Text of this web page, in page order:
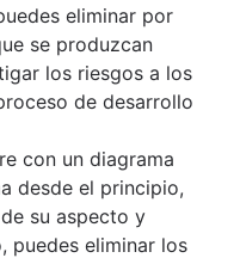
eliminar por
se produzcan
los riesgos a los
de desarrollo
con un diagrama
desde el principio,
su aspecto y
puedes eliminar los